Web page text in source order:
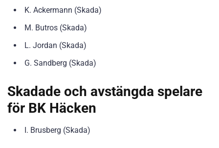
K. Ackermann (Skada)
M. Butros (Skada)
L. Jordan (Skada)
G. Sandberg (Skada)
Skadade och avstängda spelare
för BK Häcken
I. Brusberg (Skada)